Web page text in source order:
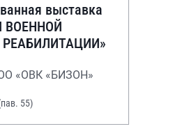
выставка
ВОЕННОЙ
«ОВК «БИЗОН»
55)